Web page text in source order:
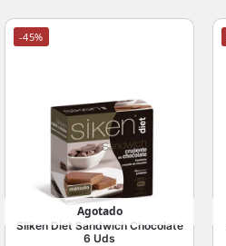
-45%
Agotado
SIiken Diet Sandwich Chocolate
6 Uds